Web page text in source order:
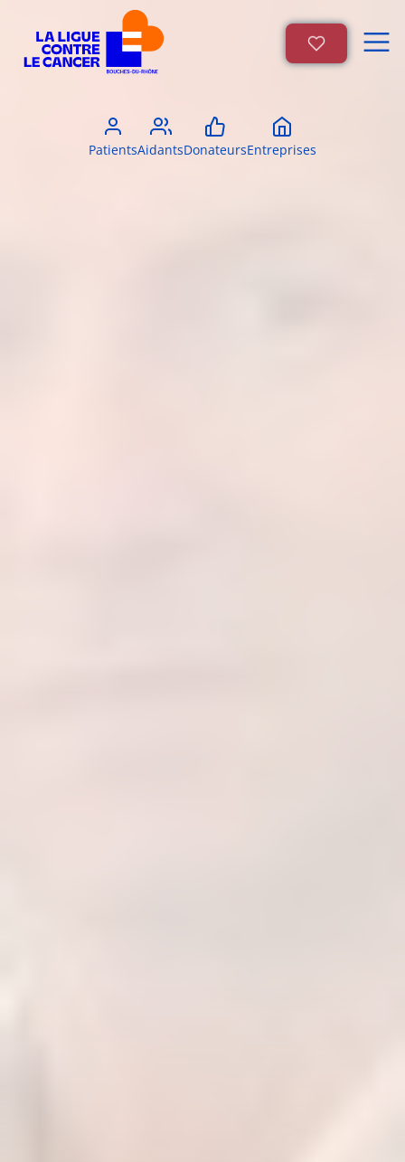
PatientsAidantsDonateursEntreprises